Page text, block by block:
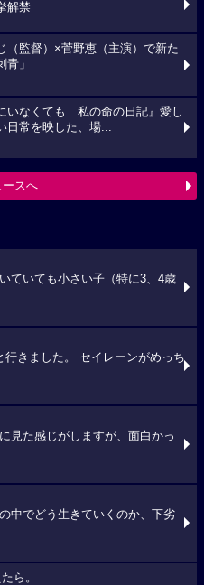
解禁
（監督）×菅野恵（主演）で新た
青」
いなくても 私の命の日記』愛し
日常を映した、場...
スへ
ていても小さい子（特に3、4歳
きました。 セイレーンがめっち
見た感じがしますが、面白かっ
中でどう生きていくのか、下劣
ら。